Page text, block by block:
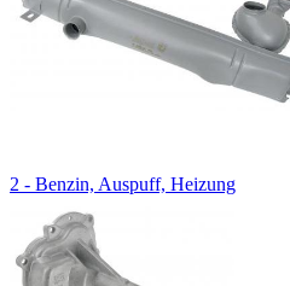
2 - Benzin, Auspuff, Heizung